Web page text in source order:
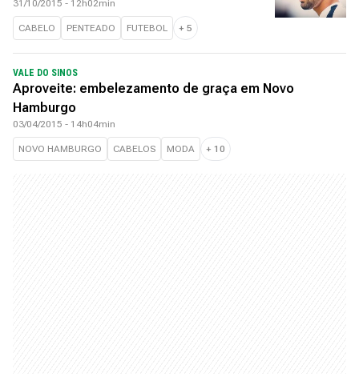
31/10/2015 - 12h02min
CABELO PENTEADO FUTEBOL + 5
VALE DO SINOS
Aproveite: embelezamento de graça em Novo
Hamburgo
03/04/2015 - 14h04min
NOVO HAMBURGO CABELOS MODA + 10